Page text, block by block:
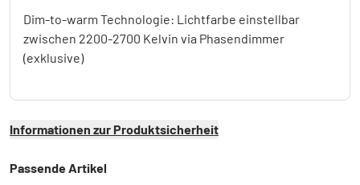
Dim-to-warm Technologie: Lichtfarbe einstellbar
zwischen 2200-2700 Kelvin via Phasendimmer
(exklusive)
Informationen zur Produktsicherheit
Passende Artikel